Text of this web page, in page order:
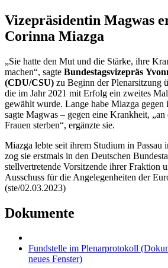
Vizepräsidentin Magwas
Corinna Miazga
„Sie hatte den Mut und die Stärke, ihre
machen“, sagte Bundestagsvizepräs
(CDU/CSU) zu Beginn der Plenarsitzung
die im Jahr 2021 mit Erfolg ein zweites
gewählt wurde. Lange habe Miazga
sagte Magwas – gegen eine Krankheit,
Frauen sterben“, ergänzte sie.
Miazga lebte seit ihrem Studium in Passau
zog sie erstmals in den Deutschen
stellvertretende Vorsitzende ihrer Fraktion
Ausschuss für die Angelegenheiten der
(ste/02.03.2023)
Dokumente
Fundstelle im Plenarprotokoll
neues Fenster)